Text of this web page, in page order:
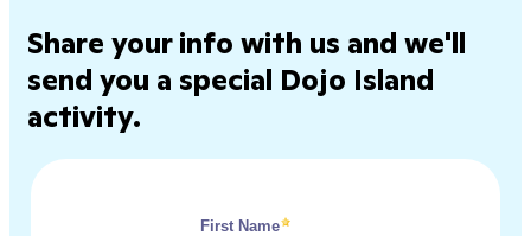
Share your info with us and we'll
send you a special Dojo Island
activity.